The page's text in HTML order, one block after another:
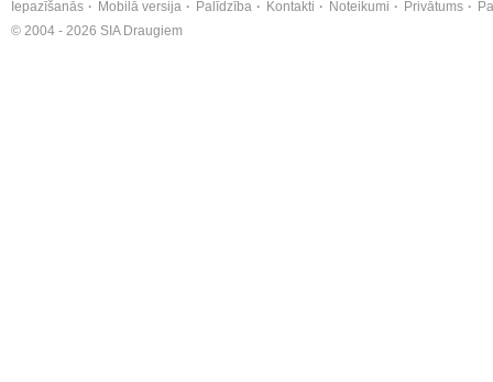
Iepazīšanās Mobilā versija Palīdzība Kontakti Noteikumi Privātums
© 2004 - 2026 SIA Draugiem